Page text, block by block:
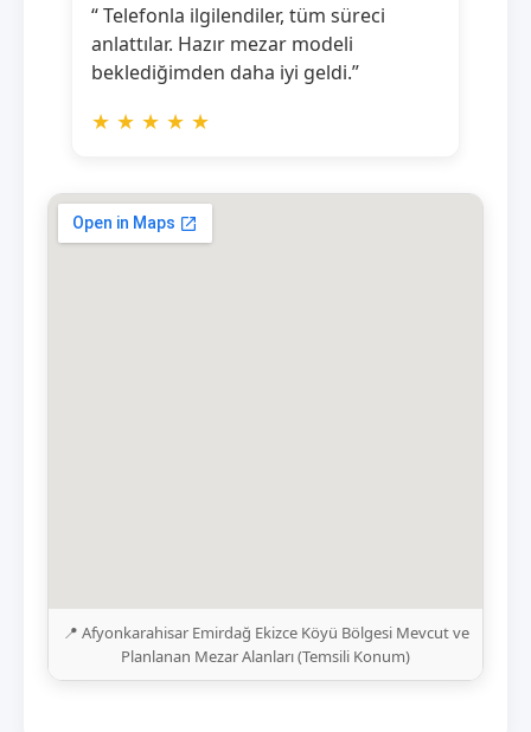
“ Telefonla ilgilendiler, tüm süreci
anlattılar. Hazır mezar modeli
beklediğimden daha iyi geldi.”
★ ★ ★ ★ ★
📍 Afyonkarahisar Emirdağ Ekizce Köyü Bölgesi Mevcut ve
Planlanan Mezar Alanları (Temsili Konum)